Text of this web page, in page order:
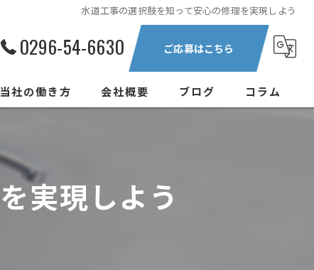
水道工事の選択肢を知って安心の修理を実現しよう
0296-54-6630 ご応募はこちら
当社の働き方
中途
新卒
会社概要 ブログ コラム
実現しよう